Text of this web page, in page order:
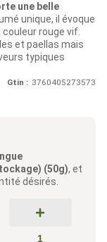
une belle
unique, il évoque
rouge vif.
et paellas mais
typiques
Gtin : 3760405273573
(50g), et
désirés.
+